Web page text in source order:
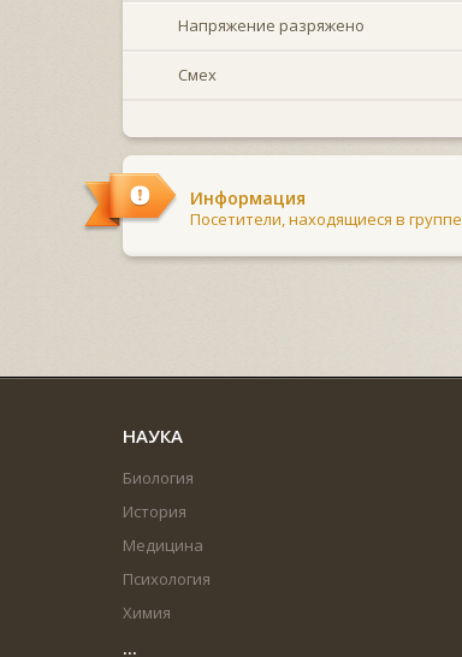
Напряжение разряжено
Смех
Информация
Посетители, находящиеся в группе
НАУКА
Биология
История
Медицина
Психология
Химия
...